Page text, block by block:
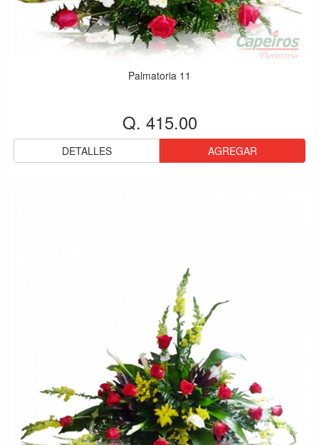
Palmatoria 11
Q. 415.00
DETALLES AGREGAR